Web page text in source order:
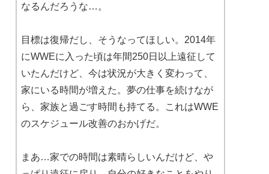
なるんだろうな…。
目標は復帰だし、そうなってほしい。2014年
にWWEに入った頃は年間250日以上遠征して
いたんだけど、今は状況が大きく変わって、
家にいる時間が増えた。夢の仕事を続けなが
ら、家族と過ごす時間も持てる。これはWWE
のスケジュール改善のおかげだ。
まあ…家での時間は素晴らしいんだけど、や